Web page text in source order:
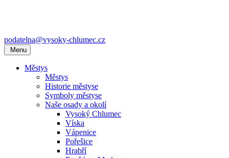
podatelna@vysoky-chlumec.cz
Menu
Městys
Městys
Historie městyse
Symboly městyse
Naše osady a okolí
Vysoký Chlumec
Víska
Vápenice
Pořešice
Hrabří